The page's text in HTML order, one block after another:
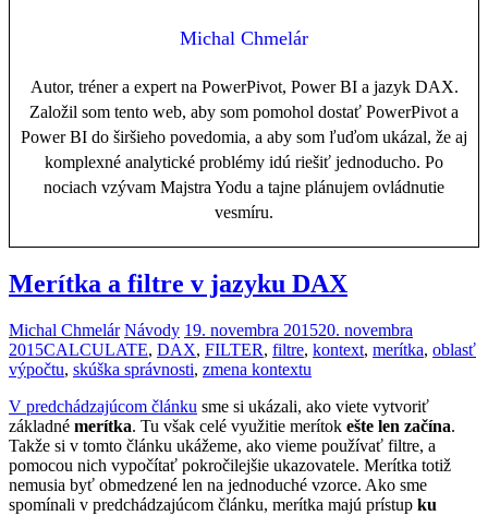
Michal Chmelár
Autor, tréner a expert na PowerPivot, Power BI a jazyk DAX.
Založil som tento web, aby som pomohol dostať PowerPivot a
Power BI do širšieho povedomia, a aby som ľuďom ukázal, že aj
komplexné analytické problémy idú riešiť jednoducho. Po
nociach vzývam Majstra Yodu a tajne plánujem ovládnutie
vesmíru.
Merítka a filtre v jazyku DAX
Michal Chmelár Návody 19. novembra 201520. novembra
2015CALCULATE, DAX, FILTER, filtre, kontext, merítka, oblasť
výpočtu, skúška správnosti, zmena kontextu
V predchádzajúcom článku sme si ukázali, ako viete vytvoriť
základné merítka. Tu však celé využitie merítok ešte len začína.
Takže si v tomto článku ukážeme, ako vieme používať filtre, a
pomocou nich vypočítať pokročilejšie ukazovatele. Merítka totiž
nemusia byť obmedzené len na jednoduché vzorce. Ako sme
spomínali v predchádzajúcom článku, merítka majú prístup ku